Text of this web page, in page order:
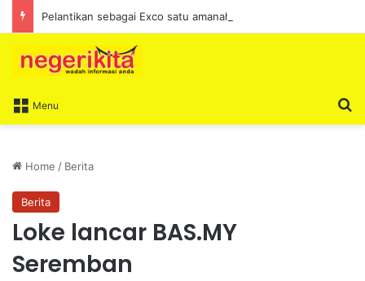
Menu
Home / Berita
Berita
Loke lancar BAS.MY
Seremban